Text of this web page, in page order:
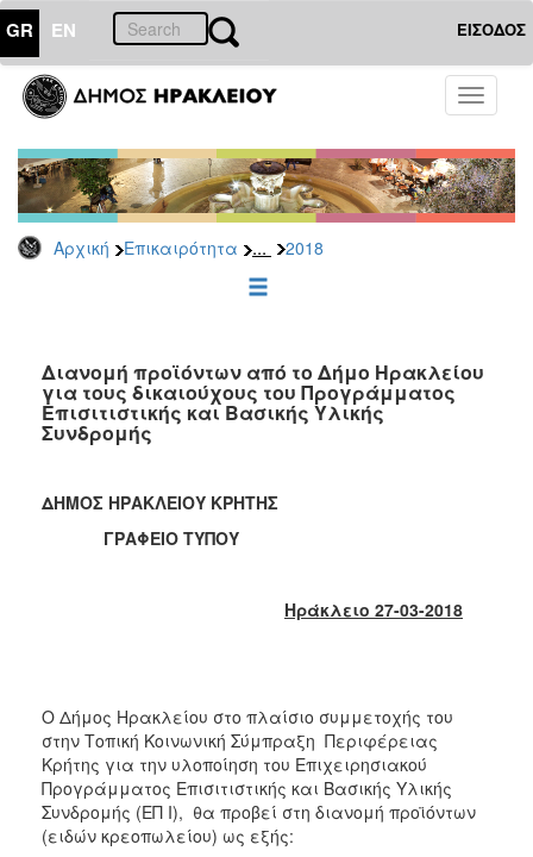
GR EN ΕΙΣΟΔΟΣ
Toggle
Αρχική Επικαιρότητα ... 2018
ΕΠΙΚΑΙΡΟΤΗΤΑ
Τύπου
Αρχείο
2026
2025
2022
2021
2020
2018
2017
2011
2010
2006
Διανομή προϊόντων από το Δήμο Ηρακλείου
για τους δικαιούχους του Προγράμματος
Επισιτιστικής και Βασικής Υλικής
Συνδρομής
ΔΗΜΟΣ ΗΡΑΚΛΕΙΟΥ ΚΡΗΤΗΣ
ΓΡΑΦΕΙΟ ΤΥΠΟΥ
Ηράκλειο 27-03-2018
Ο Δήμος Ηρακλείου στο πλαίσιο συμμετοχής του
στην Τοπική Κοινωνική Σύμπραξη Περιφέρειας
Κρήτης για την υλοποίηση του Επιχειρησιακού
Προγράμματος Επισιτιστικής και Βασικής Υλικής
Συνδρομής (ΕΠ Ι), θα προβεί στη διανομή προϊόντων
(ειδών κρεοπωλείου) ως εξής: